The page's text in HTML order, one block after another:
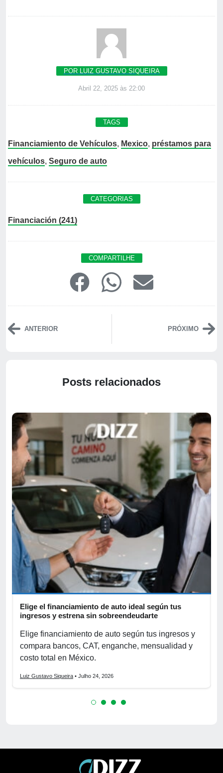
POR LUIZ GUSTAVO SIQUEIRA
Abril 22, 2025 às 22:00
TAGS
Financiamiento de Vehículos, Mexico, préstamos para
vehículos, Seguro de auto
CATEGORIAS
Financiación (241)
COMPARTILHE
ANTERIOR PRÓXIMO
Posts relacionados
Elige el financiamiento de auto ideal según tus
ingresos y estrena sin sobreendeudarte
Elige financiamiento de auto según tus ingresos y
compara bancos, CAT, enganche, mensualidad y
costo total en México.
Luiz Gustavo Siqueira • Julho 24, 2026